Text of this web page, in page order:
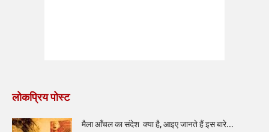
लोकप्रिय पोस्ट
मैला आँचल का संदेश क्या है, आइए जानते हैं इस बारे...